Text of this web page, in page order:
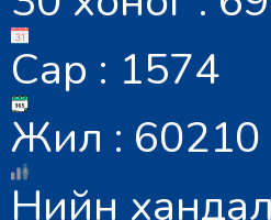
Сар : 1574
Жил : 60210
Нийн